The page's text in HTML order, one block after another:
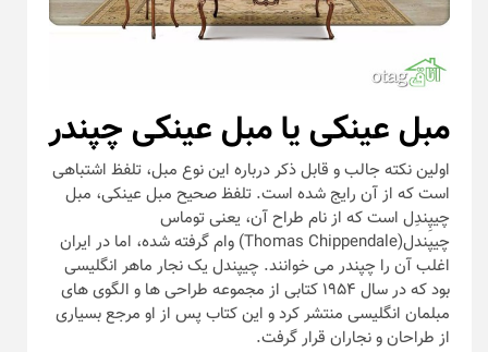
مبل عینکی یا مبل عینکی چپندر
اولین نکته جالب و قابل ذکر درباره این نوع مبل، تلفظ اشتباهی
است که از آن رایج شده است. تلفظ صحیح مبل عینکی، مبل
چیپِندِل است که از نام طراح آن، یعنی توماس
چیپندل(Thomas Chippendale) وام گرفته شده، اما در ایران
اغلب آن را چپندر می خوانند. چیپندل یک نجار ماهر انگلیسی
بود که در سال ۱۹۵۴ کتابی از مجموعه طراحی ها و الگوی های
مبلمان انگلیسی منتشر کرد و این کتاب پس از او مرجع بسیاری
از طراحان و نجاران قرار گرفت.